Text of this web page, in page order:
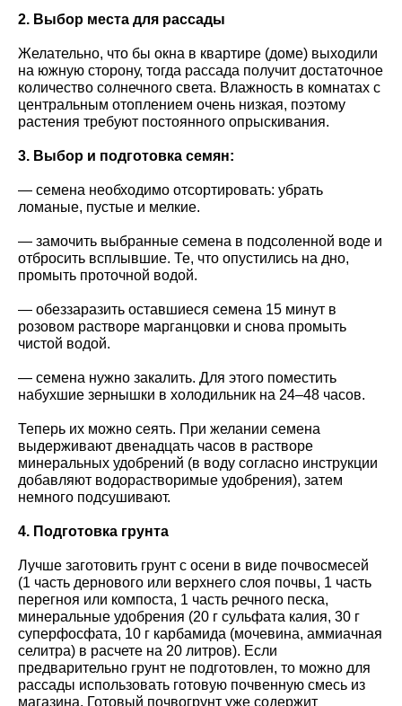
2. Выбор места для рассады
Желательно, что бы окна в квартире (доме) выходили
на южную сторону, тогда рассада получит достаточное
количество солнечного света. Влажность в комнатах с
центральным отоплением очень низкая, поэтому
растения требуют постоянного опрыскивания.
3. Выбор и подготовка семян:
— семена необходимо отсортировать: убрать
ломаные, пустые и мелкие.
— замочить выбранные семена в подсоленной воде и
отбросить всплывшие. Те, что опустились на дно,
промыть проточной водой.
— обеззаразить оставшиеся семена 15 минут в
розовом растворе марганцовки и снова промыть
чистой водой.
— семена нужно закалить. Для этого поместить
набухшие зернышки в холодильник на 24–48 часов.
Теперь их можно сеять. При желании семена
выдерживают двенадцать часов в растворе
минеральных удобрений (в воду согласно инструкции
добавляют водорастворимые удобрения), затем
немного подсушивают.
4. Подготовка грунта
Лучше заготовить грунт с осени в виде почвосмесей
(1 часть дернового или верхнего слоя почвы, 1 часть
перегноя или компоста, 1 часть речного песка,
минеральные удобрения (20 г сульфата калия, 30 г
суперфосфата, 10 г карбамида (мочевина, аммиачная
селитра) в расчете на 20 литров). Если
предварительно грунт не подготовлен, то можно для
рассады использовать готовую почвенную смесь из
магазина. Готовый почвогрунт уже содержит